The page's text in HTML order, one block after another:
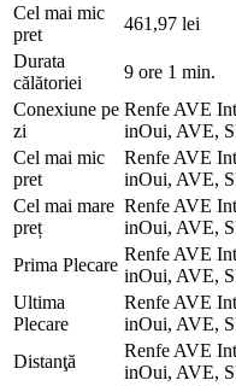
Cel mai mic
pret
461,97 lei
Durata
călătoriei
9 ore 1 min.
Conexiune pe
zi
Renfe AVE
inOui, AVE,
Cel mai mic
pret
Renfe AVE
inOui, AVE,
Cel mai mare
preț
Renfe AVE
inOui, AVE,
Prima Plecare
Renfe AVE
inOui, AVE,
Ultima
Plecare
Renfe AVE
inOui, AVE,
Distanţă
Renfe AVE
inOui, AVE,